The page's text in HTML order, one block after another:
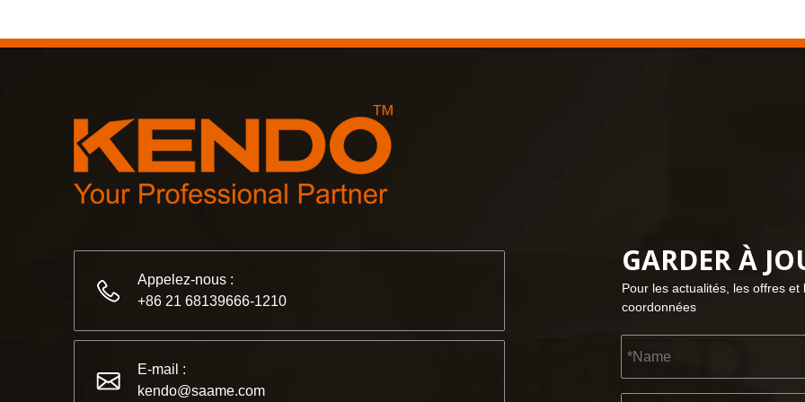
Appelez-nous :
+86 21 68139666-1210
E-mail :
kendo@saame.com
GARDER À
Pour les actualités, les offres
coordonnées